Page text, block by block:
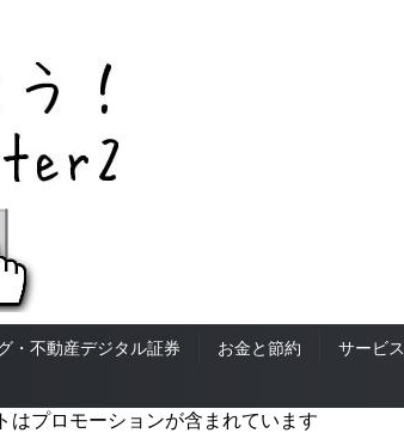
・不動産デジタル証券 お金と節約 サービス
はプロモーションが含まれています